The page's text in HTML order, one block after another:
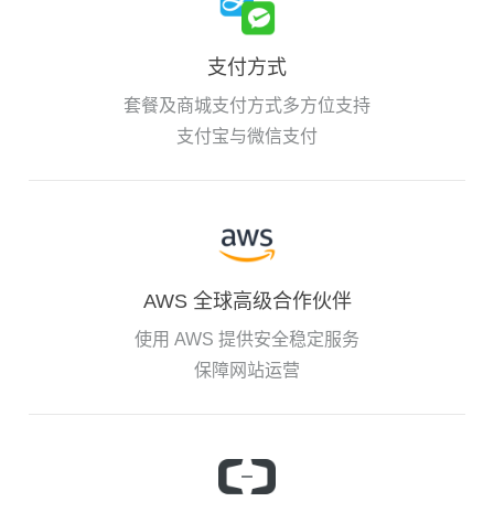
支付方式
套餐及商城支付方式多方位支持
支付宝与微信支付
AWS 全球高级合作伙伴
使用 AWS 提供安全稳定服务
保障网站运营